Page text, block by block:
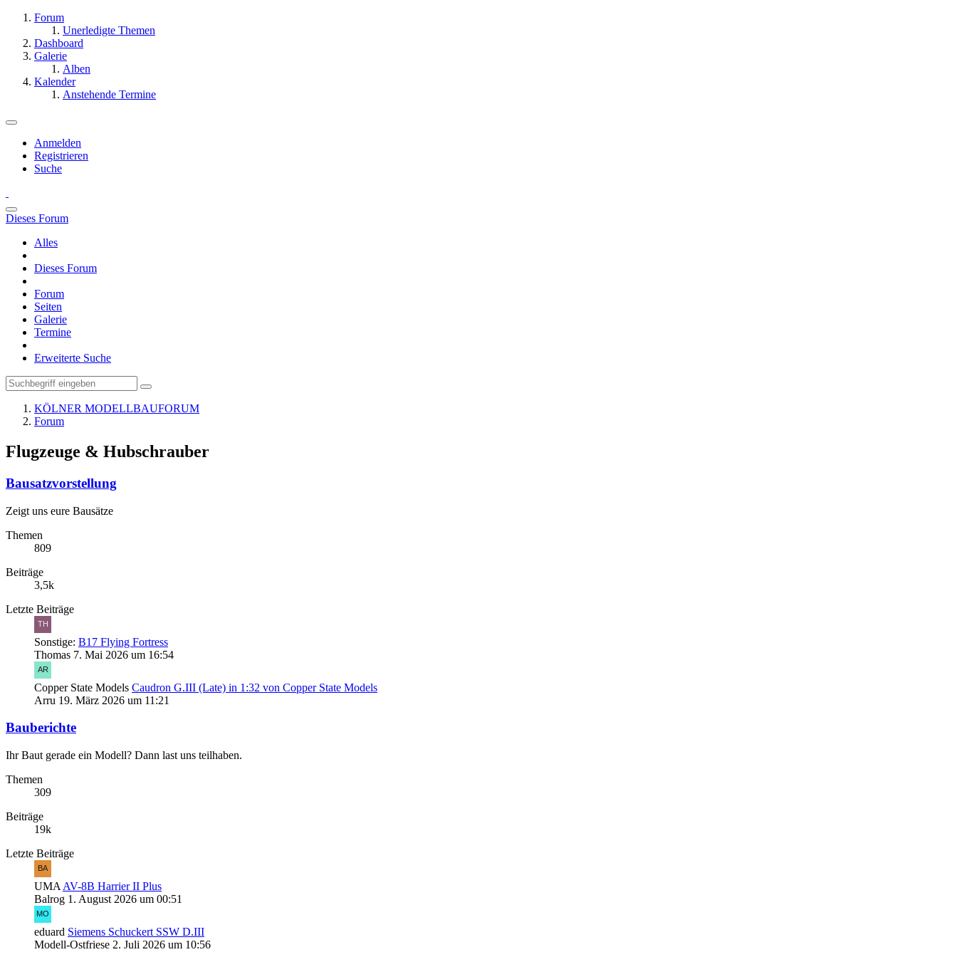
Forum
Unerledigte Themen
Dashboard
Galerie
Alben
Kalender
Anstehende Termine
Anmelden
Registrieren
Suche
Dieses Forum
Alles
Dieses Forum
Forum
Seiten
Galerie
Termine
Erweiterte Suche
KÖLNER MODELLBAUFORUM
Forum
Flugzeuge & Hubschrauber
Bausatzvorstellung
Zeigt uns eure Bausätze
Themen
809
Beiträge
3,5k
Letzte Beiträge
Sonstige: B17 Flying Fortress
Thomas 7. Mai 2026 um 16:54
Copper State Models Caudron G.III (Late) in 1:32 von Copper State Models
Arru 19. März 2026 um 11:21
Bauberichte
Ihr Baut gerade ein Modell? Dann last uns teilhaben.
Themen
309
Beiträge
19k
Letzte Beiträge
UMA AV-8B Harrier II Plus
Balrog 1. August 2026 um 00:51
eduard Siemens Schuckert SSW D.III
Modell-Ostfriese 2. Juli 2026 um 10:56